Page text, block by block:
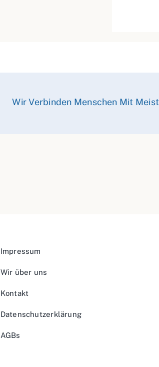
Wir Verbinden Menschen Mit
Impressum
Wir über uns
Kontakt
Datenschutzerklärung
AGBs